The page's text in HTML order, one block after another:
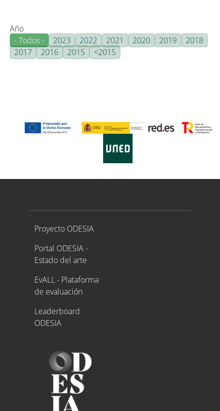
Año
- Todos -
2023 2022 2021 2020 2019
2018
2017
2016 2015 <2015
Proyecto ODESIA
Proyecto ODESIA
Portal ODESIA -
Estado del arte
EvALL - Plataforma
de evaluación
Leaderboard
ODESIA